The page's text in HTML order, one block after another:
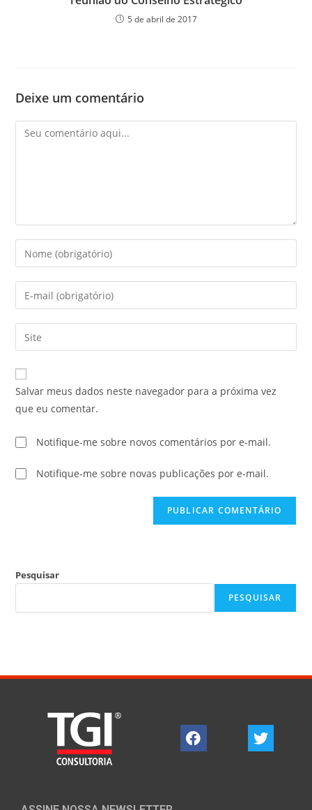
5 de abril de 2017
Deixe um comentário
Salvar meus dados neste navegador para a próxima vez
que eu comentar.
Notifique-me sobre novos comentários por e-mail.
Notifique-me sobre novas publicações por e-mail.
Pesquisar
PESQUISAR